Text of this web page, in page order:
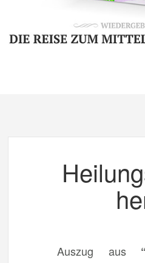
Auszug aus